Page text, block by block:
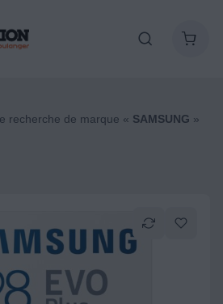
recherche de marque « SAMSUNG »